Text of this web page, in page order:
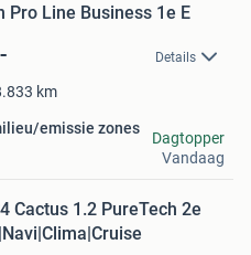
Pro Line Business 1e E
Details
km
emissie zones
Dagtopper
Vandaag
Cactus 1.2 PureTech 2e